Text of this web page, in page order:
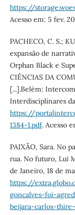
https://
Acesso em: 5 fev.
PACHECO, C. S.;
expansão de
Orphan Black e
CIÊNCIAS DA
[...].Belém:
Interdisciplinares
https://
1384-1.pdf. Acesso
PAIXÃO, Sara. No
rua. No futuro, Lui
de Janeiro, 18 de
https://
goncalves-foi-
beijara-carlos-